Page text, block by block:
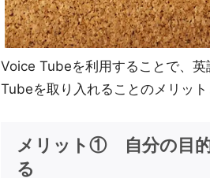
Voice Tubeを利用することで、
Tubeを取り入れることのメリット
メリット① 自分の目的
る